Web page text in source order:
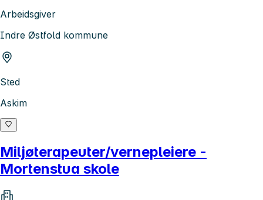
Arbeidsgiver
Indre Østfold kommune
Sted
Askim
Miljøterapeuter/vernepleiere -
Mortenstua skole